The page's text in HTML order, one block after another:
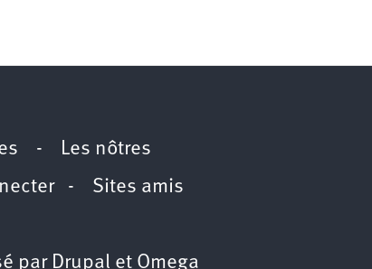
-
Les nôtres
- Sites amis
par Drupal et Omega